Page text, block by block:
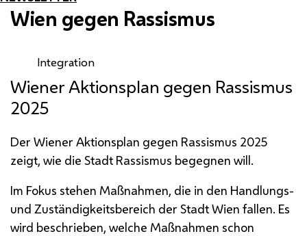
Wien gegen Rassismus
Integration
Wiener Aktionsplan gegen Rassismus
2025
Der Wiener Aktionsplan gegen Rassismus 2025
zeigt, wie die Stadt Rassismus begegnen will.
Im Fokus stehen Maßnahmen, die in den Handlungs-
und Zuständigkeitsbereich der Stadt Wien fallen. Es
wird beschrieben, welche Maßnahmen schon